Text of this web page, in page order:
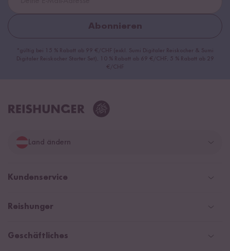
Abonnieren
*gültig bei 15 % Rabatt ab 99 €/CHF (exkl. Sumi Digitaler Reiskocher & Sumi
Digitaler Reiskocher Starter Set), 10 % Rabatt ab 69 €/CHF, 5 % Rabatt ab 29
€/CHF
Land ändern
Deutschland
Niederlande
Kundenservice
Help Center und FAQ
Zahlarten
Reishunger
Newsletter
Geschäftliches